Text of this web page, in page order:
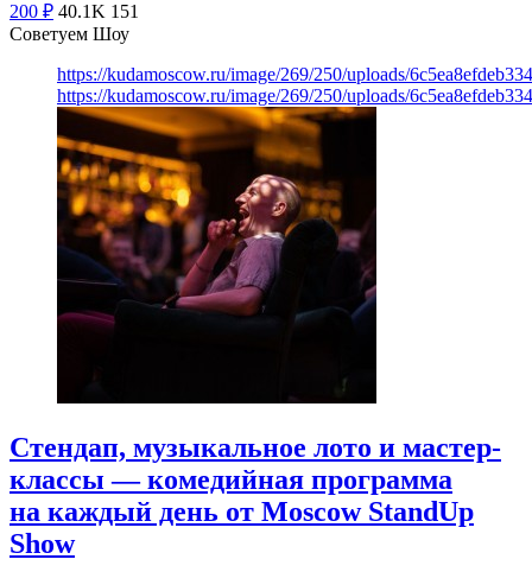
200 ₽ 40.1K 151
Советуем Шоу
https://kudamoscow.ru/image/269/250/uploads/
https://kudamoscow.ru/image/269/250/uploads/
Стендап, музыкальное лото и мастер-
классы — комедийная программа
на каждый день от Moscow StandUp
Show